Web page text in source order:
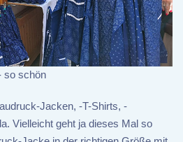
so schön
Jacken, -T-Shirts, -
Vielleicht geht ja dieses Mal so